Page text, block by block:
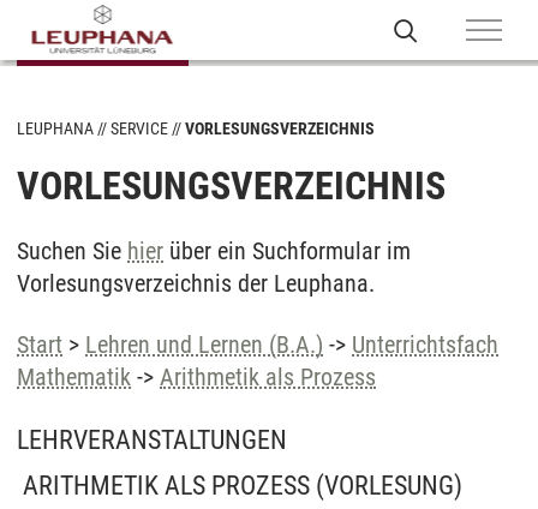
LEUPHANA SERVICE VORLESUNGSVERZEICHNIS
VORLESUNGSVERZEICHNIS
Suchen Sie hier über ein Suchformular im
Vorlesungsverzeichnis der Leuphana.
Start > Lehren und Lernen (B.A.) -> Unterrichtsfach
Mathematik -> Arithmetik als Prozess
LEHRVERANSTALTUNGEN
ARITHMETIK ALS PROZESS (VORLESUNG)